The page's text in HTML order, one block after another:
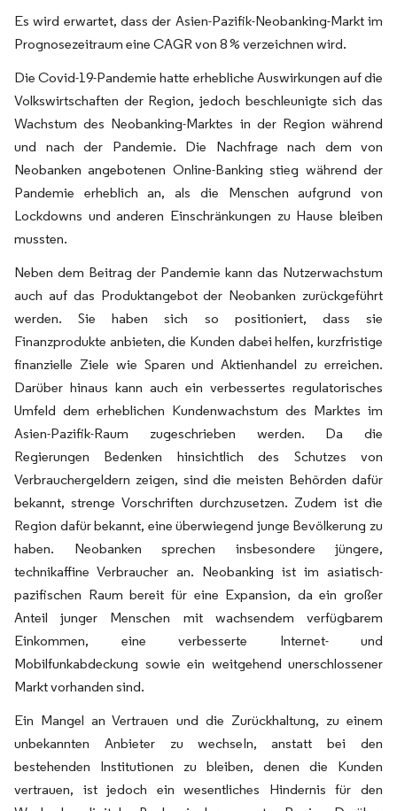
Es wird erwartet, dass der Asien-Pazifik-Neobanking-Markt im
Prognosezeitraum eine CAGR von 8 % verzeichnen wird.
Die Covid-19-Pandemie hatte erhebliche Auswirkungen auf die
Volkswirtschaften der Region, jedoch beschleunigte sich das
Wachstum des Neobanking-Marktes in der Region während
und nach der Pandemie. Die Nachfrage nach dem von
Neobanken angebotenen Online-Banking stieg während der
Pandemie erheblich an, als die Menschen aufgrund von
Lockdowns und anderen Einschränkungen zu Hause bleiben
mussten.
Neben dem Beitrag der Pandemie kann das Nutzerwachstum
auch auf das Produktangebot der Neobanken zurückgeführt
werden. Sie haben sich so positioniert, dass sie
Finanzprodukte anbieten, die Kunden dabei helfen, kurzfristige
finanzielle Ziele wie Sparen und Aktienhandel zu erreichen.
Darüber hinaus kann auch ein verbessertes regulatorisches
Umfeld dem erheblichen Kundenwachstum des Marktes im
Asien-Pazifik-Raum zugeschrieben werden. Da die
Regierungen Bedenken hinsichtlich des Schutzes von
Verbrauchergeldern zeigen, sind die meisten Behörden dafür
bekannt, strenge Vorschriften durchzusetzen. Zudem ist die
Region dafür bekannt, eine überwiegend junge Bevölkerung zu
haben. Neobanken sprechen insbesondere jüngere,
technikaffine Verbraucher an. Neobanking ist im asiatisch-
pazifischen Raum bereit für eine Expansion, da ein großer
Anteil junger Menschen mit wachsendem verfügbarem
Einkommen, eine verbesserte Internet- und
Mobilfunkabdeckung sowie ein weitgehend unerschlossener
Markt vorhanden sind.
Ein Mangel an Vertrauen und die Zurückhaltung, zu einem
unbekannten Anbieter zu wechseln, anstatt bei den
bestehenden Institutionen zu bleiben, denen die Kunden
vertrauen, ist jedoch ein wesentliches Hindernis für den